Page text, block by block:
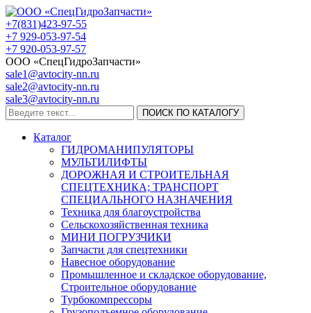
+7(831)423-97-55
+7 929-053-97-54
+7 920-053-97-57
ООО «СпецГидроЗапчасти»
sale1@avtocity-nn.ru
sale2@avtocity-nn.ru
sale3@avtocity-nn.ru
ПОИСК ПО КАТАЛОГУ
Каталог
ГИДРОМАНИПУЛЯТОРЫ
МУЛЬТИЛИФТЫ
ДОРОЖНАЯ И СТРОИТЕЛЬНАЯ
СПЕЦТЕХНИКА; ТРАНСПОРТ
СПЕЦИАЛЬНОГО НАЗНАЧЕНИЯ
Техника для благоустройства
Сельскохозяйственная техника
МИНИ ПОГРУЗЧИКИ
Запчасти для спецтехники
Навесное оборудование
Промышленное и складское оборудование,
Строительное оборудование
Турбокомпрессоры